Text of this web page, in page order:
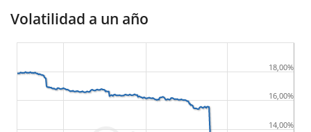
Volatilidad a un año
14,00%
16,00%
18,00%